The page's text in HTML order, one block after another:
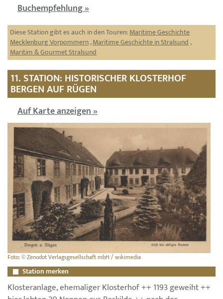
Buchempfehlung »
Diese Station gibt es auch in den Touren:Maritime Geschichte
Mecklenburg Vorpommern,Maritime Geschichte in Stralsund,
Maritim & Gourmet Stralsund
11. STATION: HISTORISCHER KLOSTERHOF
BERGEN AUF RÜGEN
Auf Karte anzeigen »
Foto: © Zenodot Verlagsgesellschaft mbH / wikimedia
Station merken
Klosteranlage, ehemaliger Klosterhof ++ 1193 geweiht ++